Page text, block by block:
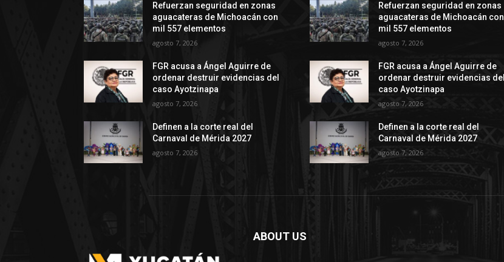
Refuerzan seguridad en zonas
aguacateras de Michoacán con
mil 557 elementos
agosto 7, 2026
FGR acusa a Ángel Aguirre de
ordenar destruir evidencias del
caso Ayotzinapa
agosto 7, 2026
Definen a la corte real del
Carnaval de Mérida 2027
agosto 7, 2026
Refuerzan seguridad en zonas
aguacateras de Michoacán con
mil 557 elementos
agosto 7, 2026
FGR acusa a Ángel Aguirre de
ordenar destruir evidencias del
caso Ayotzinapa
agosto 7, 2026
Definen a la corte real del
Carnaval de Mérida 2027
agosto 7, 2026
ABOUT US